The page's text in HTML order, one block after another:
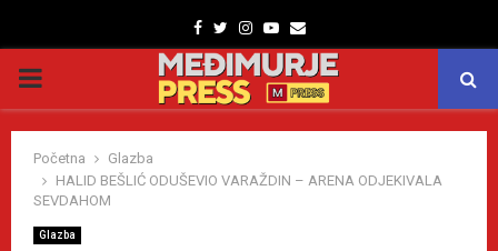
Facebook
TwitterInstagram
Youtube
Email
PRIMARY
MENU
Početna
Glazba
HALID BEŠLIĆ ODUŠEVIO VARAŽDIN – ARENA ODJEKIVALA
SEVDAHOM
Glazba